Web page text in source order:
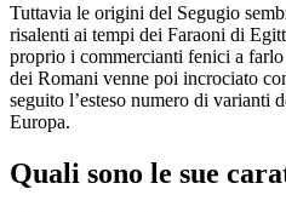
Tuttavia le origini del Segugio
risalenti ai tempi dei Faraoni di
proprio i commercianti fenici a
dei Romani venne poi incrociato
seguito l’esteso numero di varianti
Europa.
Quali sono le sue